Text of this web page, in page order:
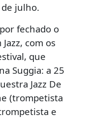
julho.
fechado o
com os
que
Suggia: a 25
Jazz De
(trompetista
e